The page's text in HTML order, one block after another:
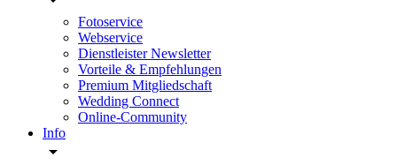
Fotoservice
Webservice
Dienstleister Newsletter
Vorteile & Empfehlungen
Premium Mitgliedschaft
Wedding Connect
Online-Community
Info